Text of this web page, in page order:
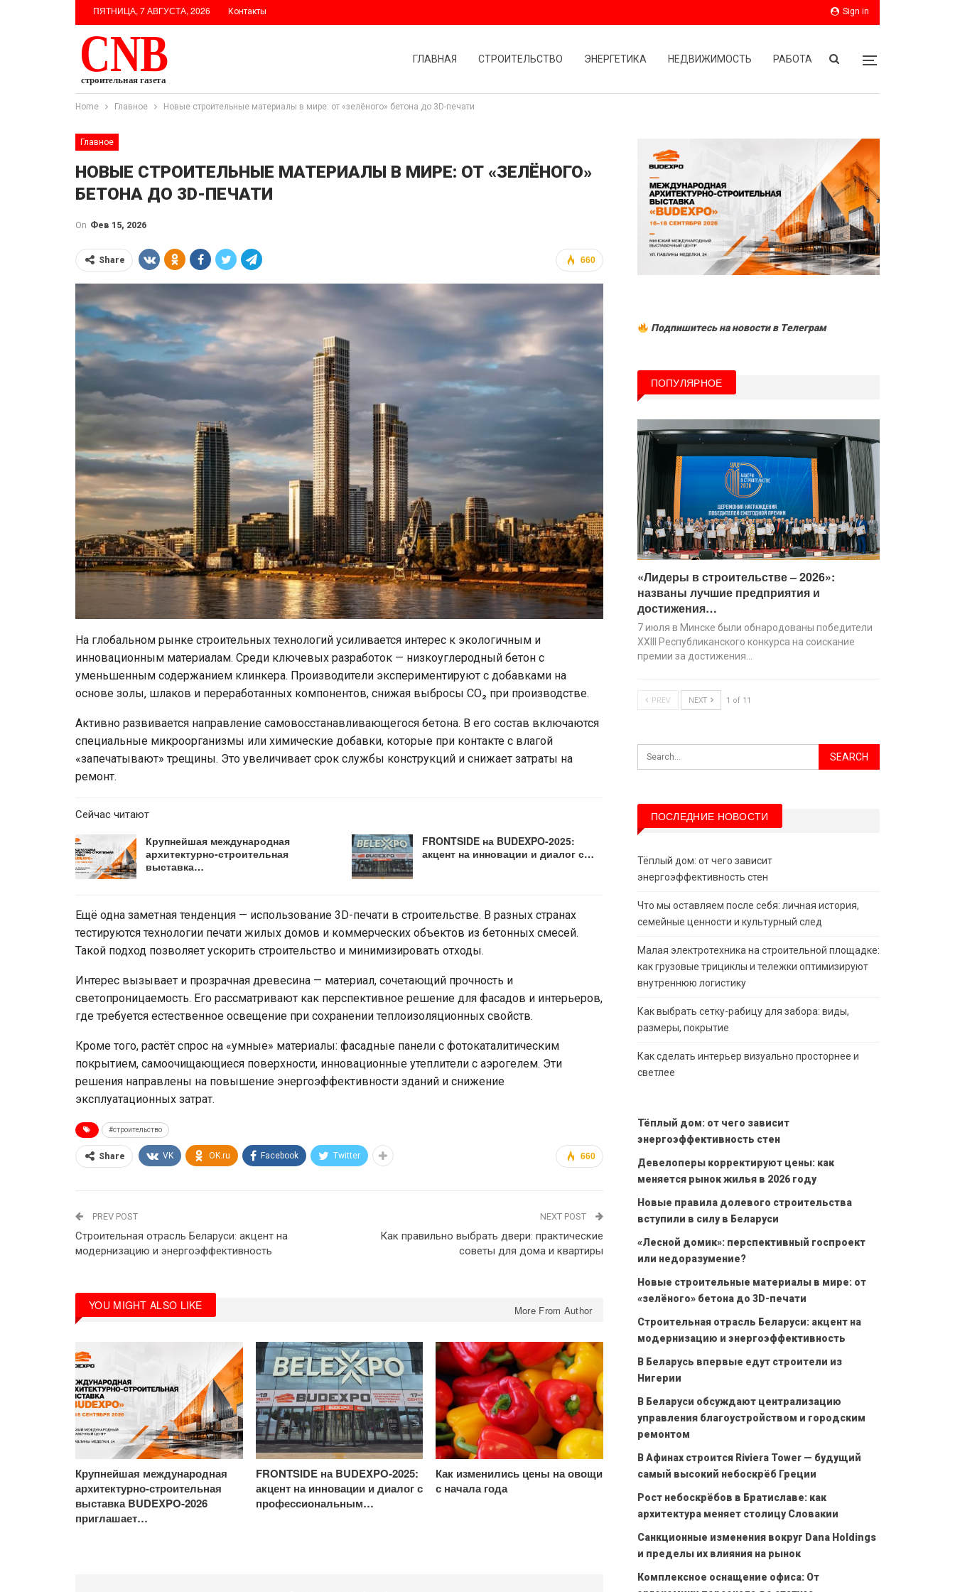
Sign in
ПЯТНИЦА, 7 АВГУСТА, 2026 Контакты
ГЛАВНАЯ СТРОИТЕЛЬСТВО ЭНЕРГЕТИКА НЕДВИЖИМОСТЬ РАБОТА
Home Главное Новые строительные материалы в мире: от «зелёного» бетона до 3D-печати
Главное
НОВЫЕ СТРОИТЕЛЬНЫЕ МАТЕРИАЛЫ В МИРЕ: ОТ «ЗЕЛЁНОГО»
БЕТОНА ДО 3D-ПЕЧАТИ
On Фев 15, 2026
660
Share
На глобальном рынке строительных технологий усиливается интерес к экологичным и
инновационным материалам. Среди ключевых разработок — низкоуглеродный бетон с
уменьшенным содержанием клинкера. Производители экспериментируют с добавками на
основе золы, шлаков и переработанных компонентов, снижая выбросы CO₂ при производстве.
Активно развивается направление самовосстанавливающегося бетона. В его состав включаются
специальные микроорганизмы или химические добавки, которые при контакте с влагой
«запечатывают» трещины. Это увеличивает срок службы конструкций и снижает затраты на
ремонт.
Сейчас читают
Крупнейшая международная
архитектурно-строительная
выставка…
FRONTSIDE на BUDEXPO-2025:
акцент на инновации и диалог с…
Ещё одна заметная тенденция — использование 3D-печати в строительстве. В разных странах
тестируются технологии печати жилых домов и коммерческих объектов из бетонных смесей.
Такой подход позволяет ускорить строительство и минимизировать отходы.
Интерес вызывает и прозрачная древесина — материал, сочетающий прочность и
светопроницаемость. Его рассматривают как перспективное решение для фасадов и интерьеров,
где требуется естественное освещение при сохранении теплоизоляционных свойств.
Кроме того, растёт спрос на «умные» материалы: фасадные панели с фотокаталитическим
покрытием, самоочищающиеся поверхности, инновационные утеплители с аэрогелем. Эти
решения направлены на повышение энергоэффективности зданий и снижение
эксплуатационных затрат.
#строительство
660
Share VK OK.ru Facebook Twitter
PREV POST
Строительная отрасль Беларуси: акцент на
модернизацию и энергоэффективность
NEXT POST
Как правильно выбрать двери: практические
советы для дома и квартиры
YOU MIGHT ALSO LIKE More From Author
Крупнейшая международная
архитектурно-строительная
выставка BUDEXPO-2026
приглашает…
FRONTSIDE на BUDEXPO-2025:
акцент на инновации и диалог с
профессиональным…
Как изменились цены на овощи
с начала года
Подпишитесь на новости в Tелеграм
ПОПУЛЯРНОЕ
«Лидеры в строительстве – 2026»:
названы лучшие предприятия и
достижения…
7 июля в Минске были обнародованы победители
XХIII Республиканского конкурса на соискание
премии за достижения…
PREV NEXT 1 of 11
ПОСЛЕДНИЕ НОВОСТИ
Тёплый дом: от чего зависит
энергоэффективность стен
Что мы оставляем после себя: личная история,
семейные ценности и культурный след
Малая электротехника на строительной площадке:
как грузовые трициклы и тележки оптимизируют
внутреннюю логистику
Как выбрать сетку-рабицу для забора: виды,
размеры, покрытие
Как сделать интерьер визуально просторнее и
светлее
Тёплый дом: от чего зависит
энергоэффективность стен
Девелоперы корректируют цены: как
меняется рынок жилья в 2026 году
Новые правила долевого строительства
вступили в силу в Беларуси
«Лесной домик»: перспективный госпроект
или недоразумение?
Новые строительные материалы в мире: от
«зелёного» бетона до 3D-печати
Строительная отрасль Беларуси: акцент на
модернизацию и энергоэффективность
В Беларусь впервые едут строители из
Нигерии
В Беларуси обсуждают централизацию
управления благоустройством и городским
ремонтом
В Афинах строится Riviera Tower — будущий
самый высокий небоскрёб Греции
Рост небоскрёбов в Братиславе: как
архитектура меняет столицу Словакии
Санкционные изменения вокруг Dana Holdings
и пределы их влияния на рынок
Комплексное оснащение офиса: От